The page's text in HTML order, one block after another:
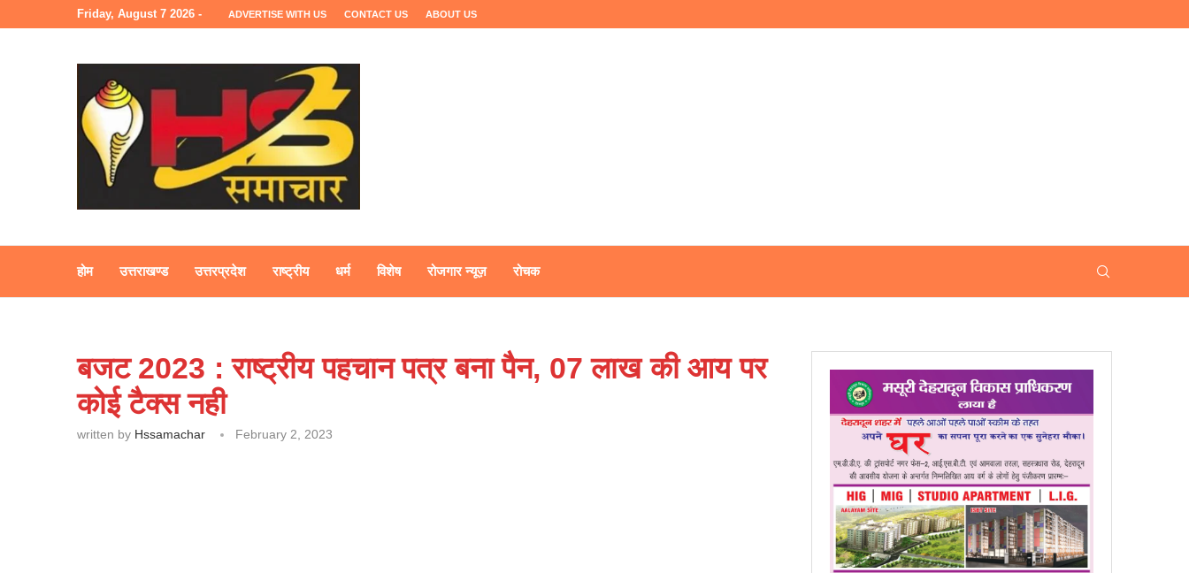
Friday, August 7 2026 - ADVERTISE WITH US CONTACT US ABOUT US
होम उत्तराखण्ड उत्तरप्रदेश राष्ट्रीय धर्म विशेष रोजगार न्यूज़ रोचक
बजट 2023 : राष्ट्रीय पहचान पत्र बना पैन, 07 लाख की आय पर
कोई टैक्स नही
written by Hssamachar February 2, 2023